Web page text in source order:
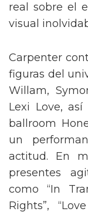
real sobre el
visual
Carpenter
figuras del
Willam,
Lexi Love,
ballroom
un
actitud. En
presentes
como “In
Rights”,